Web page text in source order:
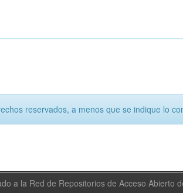
reservados, a menos que se indique lo
a la Red de Repositorios de Acceso Abierto